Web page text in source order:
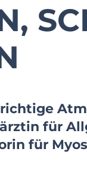
für
für